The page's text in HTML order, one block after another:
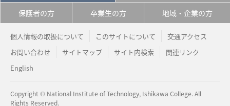
保護者の方 卒業生の方 地域・企業の方
個人情報の取扱について このサイトについて
交通アクセス
お問い合わせ
サイトマップ サイト内検索
関連リンク
English
Copyright © National Institute of Technology, Ishikawa College. All
Rights Reserved.